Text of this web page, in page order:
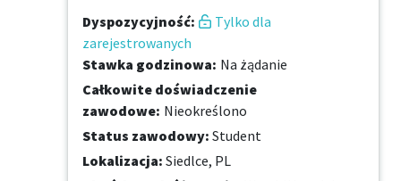
Dyspozycyjność:
Tylko dla
zarejestrowanych
Stawka godzinowa: Na żądanie
Całkowite doświadczenie
zawodowe: Nieokreślono
Status zawodowy: Student
Lokalizacja: Siedlce, PL